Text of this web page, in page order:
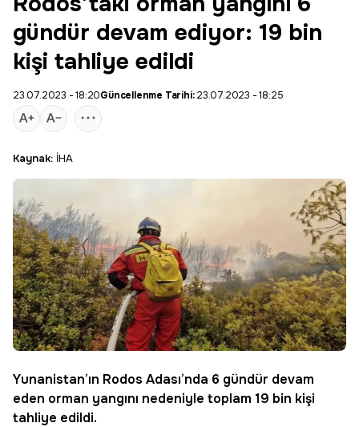
gündür devam ediyor: 19 bin
kişi tahliye edildi
23.07.2023 - 18:20Güncellenme Tarihi:23.07.2023 - 18:25
Kaynak: İHA
Yunanistan’ın Rodos Adası’nda 6 gündür devam
eden orman yangını nedeniyle toplam 19 bin kişi
tahliye edildi.